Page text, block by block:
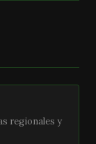
regionales y